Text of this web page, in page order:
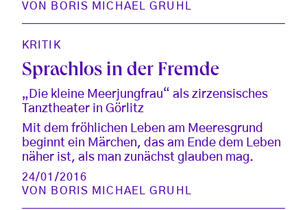
VON
BORIS MICHAEL GRUHL
KRITIK
Sprachlos in der Fremde
„Die kleine Meerjungfrau“ als zirzensisches
Tanztheater in Görlitz
Mit dem fröhlichen Leben am Meeresgrund
beginnt ein Märchen, das am Ende dem Leben
näher ist, als man zunächst glauben mag.
24/01/2016
VON
BORIS MICHAEL GRUHL